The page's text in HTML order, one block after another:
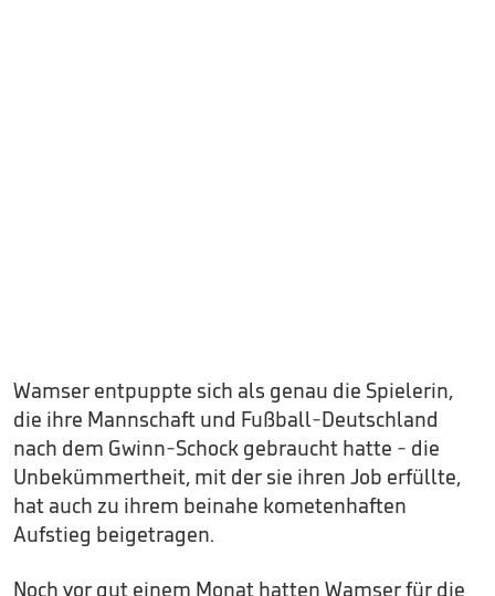
Wamser entpuppte sich als genau die Spielerin,
die ihre Mannschaft und Fußball-Deutschland
nach dem Gwinn-Schock gebraucht hatte - die
Unbekümmertheit, mit der sie ihren Job erfüllte,
hat auch zu ihrem beinahe kometenhaften
Aufstieg beigetragen.
Noch vor gut einem Monat hatten Wamser für die